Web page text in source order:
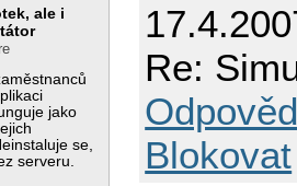
ale i
jako
se,
serveru.
Re:
Blokovat